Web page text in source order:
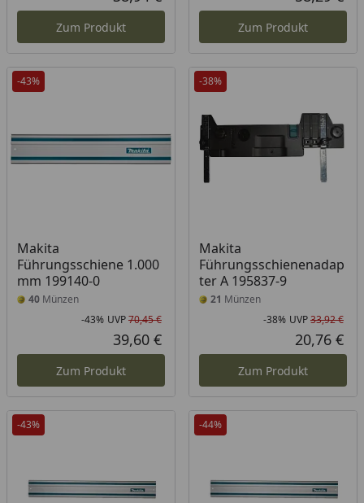
Aktueller Preis
Zum Produkt Zum Produkt
-43%
Makita
Führungsschiene 1.000
mm 199140-0
40 Münzen
Rabatt in Prozent
-43%
Ursprünglicher Preis
UVP70,45 €
Aktueller Preis
39,60 €
Zum Produkt
-38%
Makita
Führungsschienenadap
ter A 195837-9
21 Münzen
-38% UVP33,92 €
20,76 €
Zum Produkt
-43% -44%